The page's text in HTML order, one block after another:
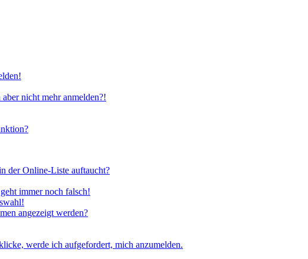
nicht mehr anmelden?!
der Online-Liste auftaucht?
immer noch falsch!
angezeigt werden?
werde ich aufgefordert, mich anzumelden.